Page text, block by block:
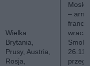
Wielka
Brytania,
Prusy, Austria,
Rosja,
–
wraca